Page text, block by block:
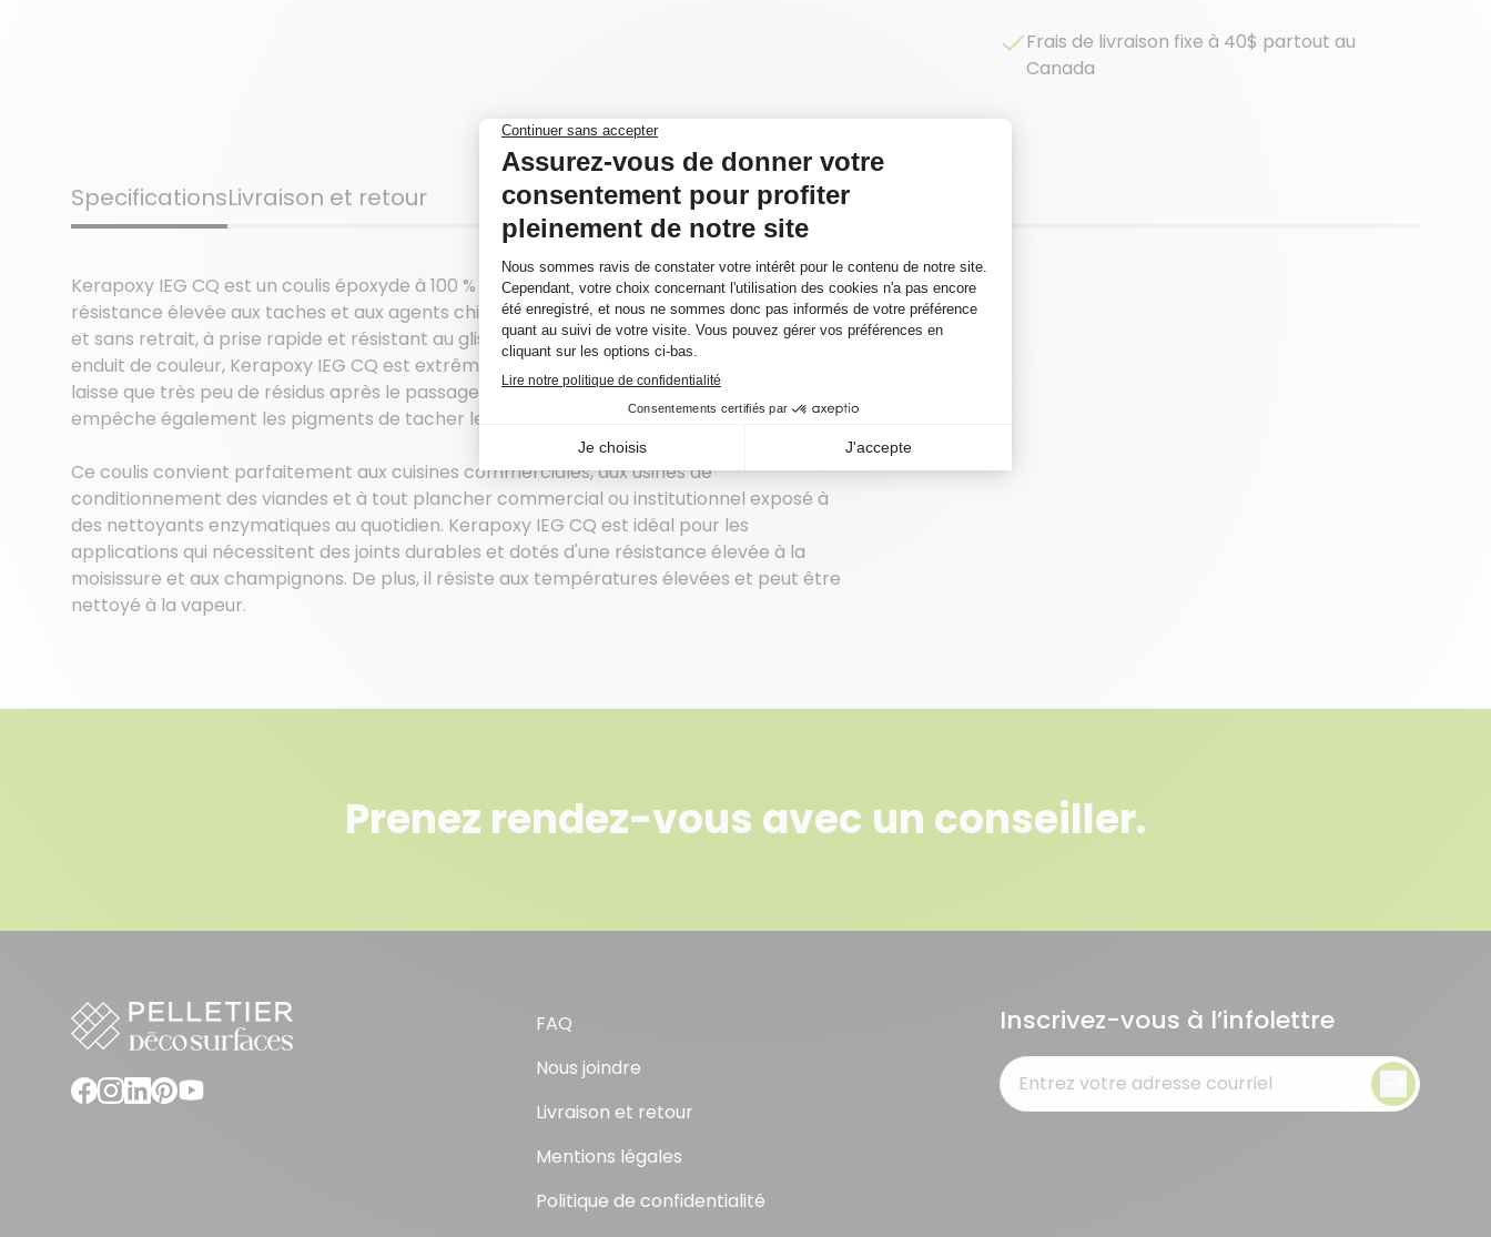
Frais de livraison fixe à 40$ partout au
Canada
SpecificationsLivraison et retour
Kerapoxy IEG CQ est un coulis époxyde à 100 % de solides, lavable à l'eau et offrant une
résistance élevée aux taches et aux agents chimiques. C'est un coulis sans efflorescence
et sans retrait, à prise rapide et résistant au glissement. Grâce à ses agrégats de quartz
enduit de couleur, Kerapoxy IEG CQ est extrêmement facile à nettoyer, de sorte qu'il ne
laisse que très peu de résidus après le passage de l'aplanissoir. Le quartz enduit de couleur
empêche également les pigments de tacher les carreaux pendant l'application.
Ce coulis convient parfaitement aux cuisines commerciales, aux usines de
conditionnement des viandes et à tout plancher commercial ou institutionnel exposé à
des nettoyants enzymatiques au quotidien. Kerapoxy IEG CQ est idéal pour les
applications qui nécessitent des joints durables et dotés d'une résistance élevée à la
moisissure et aux champignons. De plus, il résiste aux températures élevées et peut être
nettoyé à la vapeur.
Prenez rendez-vous avec un conseiller.
FAQ
Nous joindre
Livraison et retour
Mentions légales
Politique de confidentialité
Inscrivez-vous à l’infolettre